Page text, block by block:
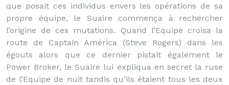
que posait ces individus envers les opérations de sa
propre équipe, le Suaire commença à rechercher
l’origine de ces mutations. Quand l’Equipe croisa la
route de Captain América (Steve Rogers) dans les
égouts alors que ce dernier pistait également le
Power Broker, le Suaire lui expliqua en secret la ruse
de l’Equipe de nuit tandis qu’ils étaient tous les deux